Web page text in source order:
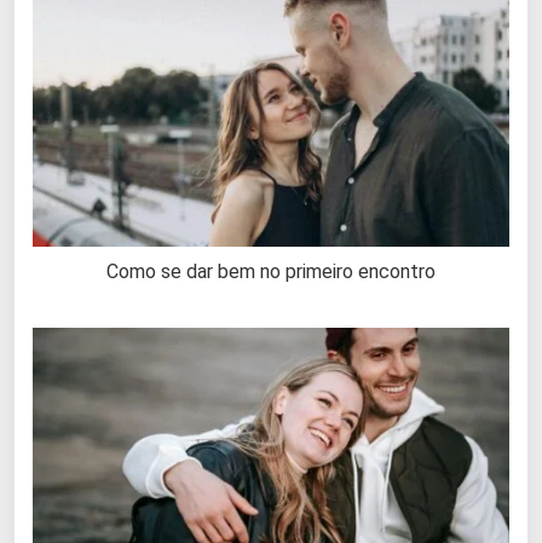
Como se dar bem no primeiro encontro